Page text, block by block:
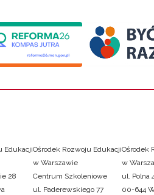
Edukacji
28
Ośrodek Rozwoju Edukacji
w Warszawie
Centrum Szkoleniowe
ul. Paderewskiego 77
Ośrodek
w
ul. Polna
00-644